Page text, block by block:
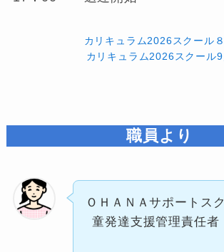
カリキュラム2026スクール
カリキュラム2026スクール9
職員より
ＯＨＡＮＡサポートス
童発達支援管理責任